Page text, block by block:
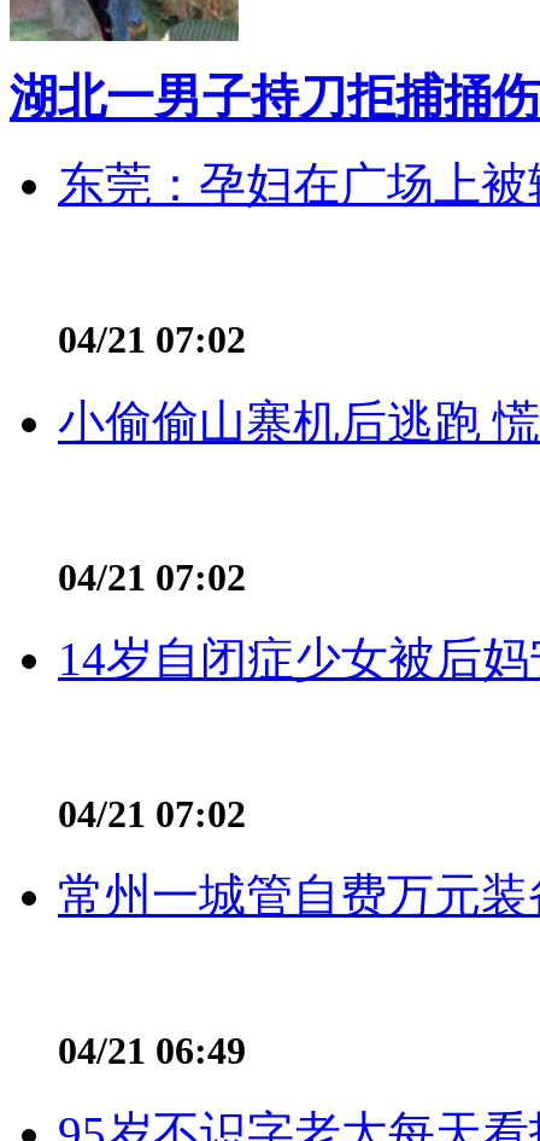
湖北一男子持刀拒捕捅
东莞：孕妇在广场上
04/21 07:02
小偷偷山寨机后逃跑
04/21 07:02
14岁自闭症少女被后
04/21 07:02
常州一城管自费万元
04/21 06:49